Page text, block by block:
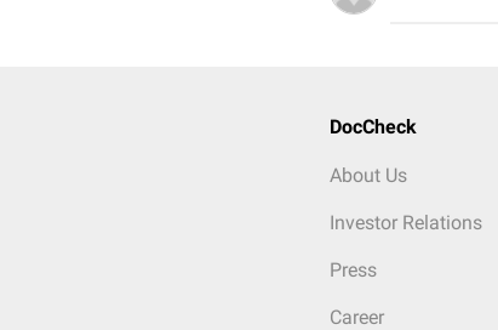
DocCheck
About Us
Investor Relations
Press
Career